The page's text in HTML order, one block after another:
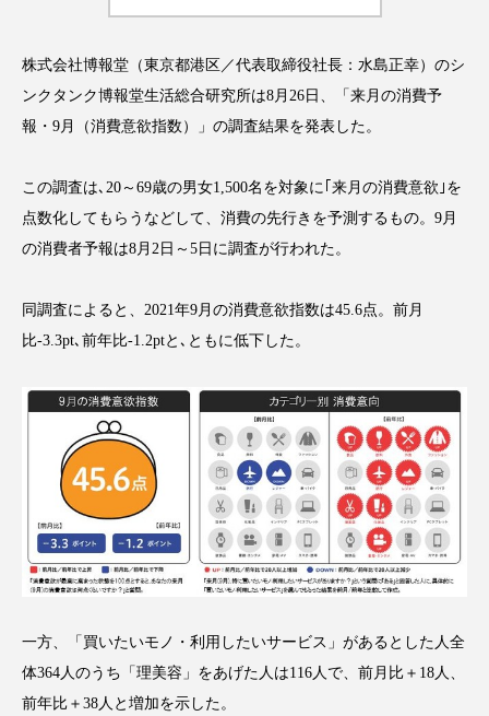
TAG LIST タグ一覧
Gemini Instagram SaaS SNS
インタビュー インナービューティー 冷え
インナービューティーアワード2025受賞商品
ウェアラブルデバイス ウェルネス
ウェルビーイング エイジングケア
エクソソーム オーガニック オゾン
カウンセラー
株式会社博報堂（東京都港区／代表取締役社長：水島正幸）のシ
ンクタンク博報堂生活総合研究所は8月26日、「来月の消費予
報・9月（消費意欲指数）」の調査結果を発表した。
この調査は､20～69歳の男女1,500名を対象に｢来月の消費意欲｣を
点数化してもらうなどして、消費の先行きを予測するもの。9月
の消費者予報は8月2日～5日に調査が行われた。
同調査によると、2021年9月の消費意欲指数は45.6点。前月
比-3.3pt､前年比-1.2ptと､ともに低下した。
一方、「買いたいモノ・利用したいサービス」があるとした人全
体364人のうち「理美容」をあげた人は116人で、前月比＋18人、
前年比＋38人と増加を示した。